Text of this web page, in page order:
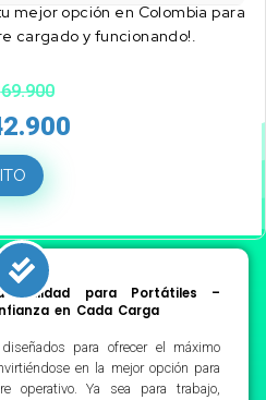
mejor opción en Colombia para
cargado y funcionando!.
69.900
Calidad para Portátiles –
en Cada Carga
para ofrecer el máximo
en la mejor opción para
operativo. Ya sea para trabajo,